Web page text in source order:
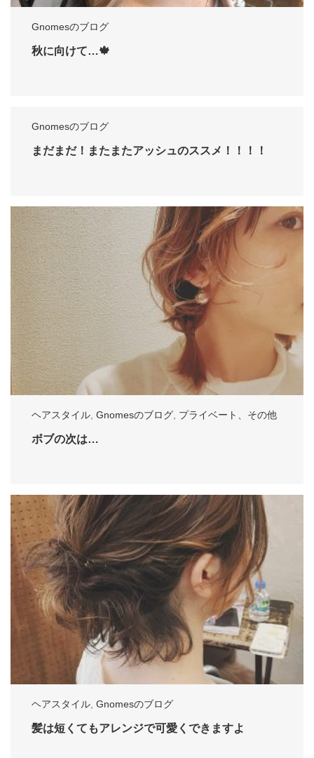
Gnomesのブログ
秋に向けて…🍁
Gnomesのブログ
まだまだ！またまたアッシュのススメ！！！！
ヘアスタイル Gnomesのブログ プライベート、その他
ボブの次は…
ヘアスタイル Gnomesのブログ
髪は短くてもアレンジで可愛くできますよ